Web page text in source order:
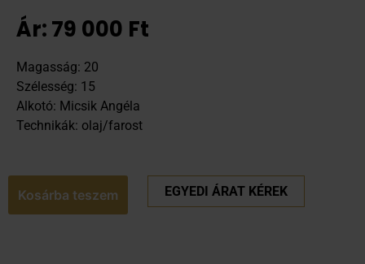
Ár:79 000 Ft
Magasság: 20
Szélesség: 15
Alkotó: Micsik Angéla
Technikák: olaj/farost
Kosárba teszem EGYEDI ÁRAT KÉREK